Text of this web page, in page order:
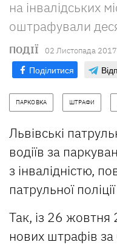
на інвалідських
оштрафували
ПОДІЇ 02 Листопада
Поділитися
ПАРКОВКА ШТРАФИ
Львівські
водіїв за
з інвалідністю,
патрульної
Так, із 26 жовтня
нових штрафів за